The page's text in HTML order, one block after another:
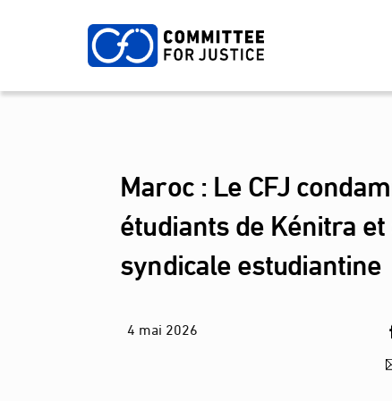
Maroc : Le CFJ
étudiants de Kénitra
syndicale estudiantine
4 mai 2026